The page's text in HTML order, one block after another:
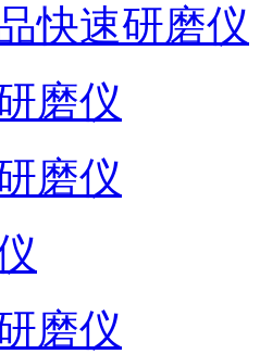
快速研磨仪
磨仪
磨仪
磨仪